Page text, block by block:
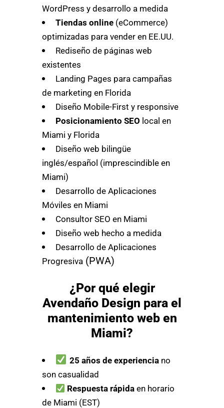
WordPress y desarrollo a medida
Tiendas online (eCommerce)
optimizadas para vender en EE.UU.
Rediseño de páginas web
existentes
Landing Pages para campañas
de marketing en Florida
Diseño Mobile-First y responsive
Posicionamiento SEO local en
Miami y Florida
Diseño web bilingüe
inglés/español (imprescindible en
Miami)
Desarrollo de Aplicaciones
Móviles en Miami
Consultor SEO en Miami
Diseño web hecho a medida
Desarrollo de Aplicaciones
Progresiva (PWA)
¿Por qué elegir
Avendaño Design para el
mantenimiento web en
Miami?
25 años de experienciano
son casualidad
Respuesta rápida en horario
de Miami (EST)